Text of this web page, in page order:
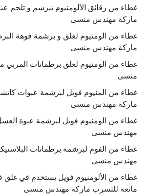
غطاء من رقائق الألومنيوم تبرشم و تلحم
ماركة مهندس منسى
غطاء من الومنيوم لغلق و برشمة فوهة
ماركة مهندس منسى
غطاء من الومنيوم لغلق برطمانات المربي
منسى
غطاء من المنيوم فويل لبرشمة عبوات
ماركة مهندس منسى
غطاء من الومنيوم فويل لبرشمة عبوة
مهندس منسى
غطاء من الفوم لبرشمة برطمانات
مهندس منسى
غطاء من الألومنيوم فويل يستخدم في غلق
مانعة للتسرب ماركة مهندس منسى